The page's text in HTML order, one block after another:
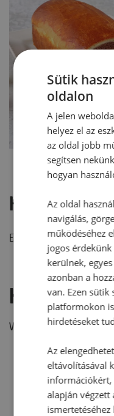
Hozzászólások
Ehhez a recepthez még
Vélemény írásához,
Sütik
oldalon
A jelen
helyez el az
az oldal jobb
segítsen
hogyan
Az oldal
navigálás,
működéséhez
jogos
kerülnek,
azonban a
van. Ezen sütik
platformokon
hirdetéseket
Az
eltávolításával
információkért,
alapján végzett